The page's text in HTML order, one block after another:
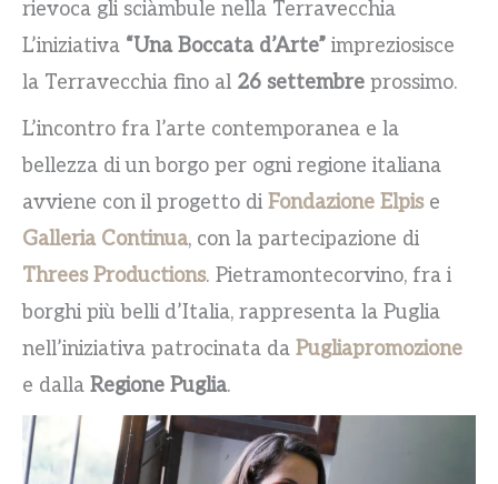
rievoca gli sciàmbule nella Terravecchia
L’iniziativa “Una Boccata d’Arte” impreziosisce
la Terravecchia fino al 26 settembre prossimo.
L’incontro fra l’arte contemporanea e la
bellezza di un borgo per ogni regione italiana
avviene con il progetto di Fondazione Elpis e
Galleria Continua, con la partecipazione di
Threes Productions. Pietramontecorvino, fra i
borghi più belli d’Italia, rappresenta la Puglia
nell’iniziativa patrocinata da Pugliapromozione
e dalla Regione Puglia.